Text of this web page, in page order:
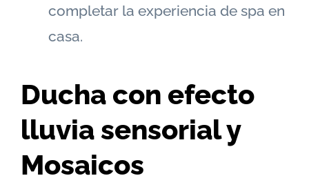
completar la experiencia de spa en
casa.
Ducha con efecto
lluvia sensorial y
Mosaicos